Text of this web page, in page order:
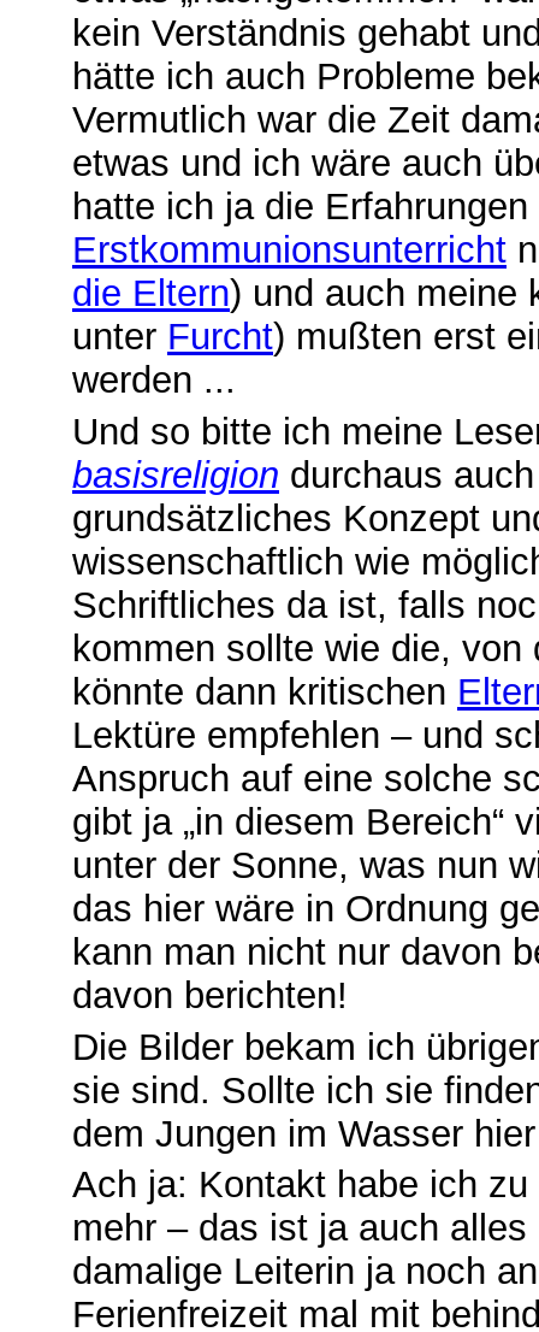
kein Verständnis gehabt
hätte ich auch Probleme
Vermutlich war die Zeit
etwas und ich wäre auch
hatte ich ja die
Erstkommunionsunterricht
die Eltern) und auch meine
unter Furcht) mußten erst
werden ...
Und so bitte ich meine
basisreligion durchaus
grundsätzliches Konzept
wissenschaftlich wie
Schriftliches da ist, falls
kommen sollte wie die,
könnte dann kritischen
Lektüre empfehlen – und
Anspruch auf eine solche
gibt ja „in diesem Bereich“
unter der Sonne, was nun
das hier wäre in Ordnung
kann man nicht nur davon
davon berichten!
Die Bilder bekam ich
sie sind. Sollte ich sie
dem Jungen im Wasser
Ach ja: Kontakt habe ich
mehr – das ist ja auch
damalige Leiterin ja noch
Ferienfreizeit mal mit